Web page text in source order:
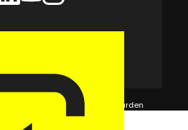
GaragePark.
GaragePark Algemene voorwaarden